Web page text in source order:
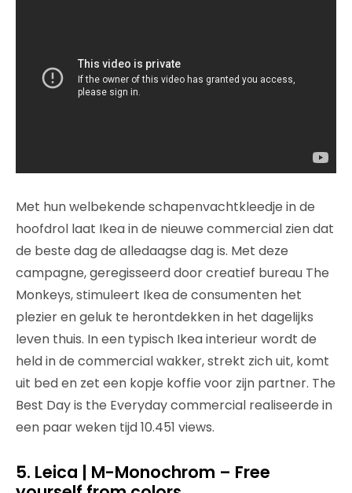
Met hun welbekende schapenvachtkleedje in de
hoofdrol laat Ikea in de nieuwe commercial zien dat
de beste dag de alledaagse dag is. Met deze
campagne, geregisseerd door creatief bureau The
Monkeys, stimuleert Ikea de consumenten het
plezier en geluk te herontdekken in het dagelijks
leven thuis. In een typisch Ikea interieur wordt de
held in de commercial wakker, strekt zich uit, komt
uit bed en zet een kopje koffie voor zijn partner. The
Best Day is the Everyday commercial realiseerde in
een paar weken tijd 10.451 views.
5. Leica | M-Monochrom – Free